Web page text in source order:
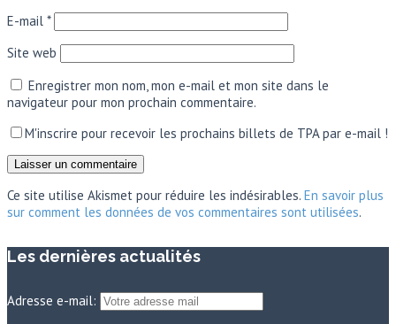
E-mail *
Site web
Enregistrer mon nom, mon e-mail et mon site dans le
navigateur pour mon prochain commentaire.
M'inscrire pour recevoir les prochains billets de TPA par e-mail !
Ce site utilise Akismet pour réduire les indésirables. En savoir plus
sur comment les données de vos commentaires sont utilisées.
Les dernières actualités
Adresse e-mail: